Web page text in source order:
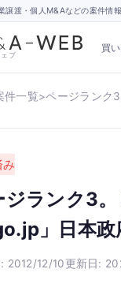
譲渡・個人M&Aなどの案件情
ブ
買
件一覧>ページランク
み
ジランク3
」日本
2012/12/10更新日: